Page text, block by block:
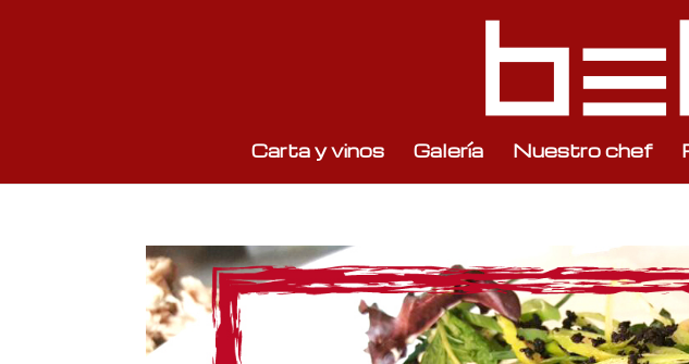
Carta y vinos Galería Nuestro chef